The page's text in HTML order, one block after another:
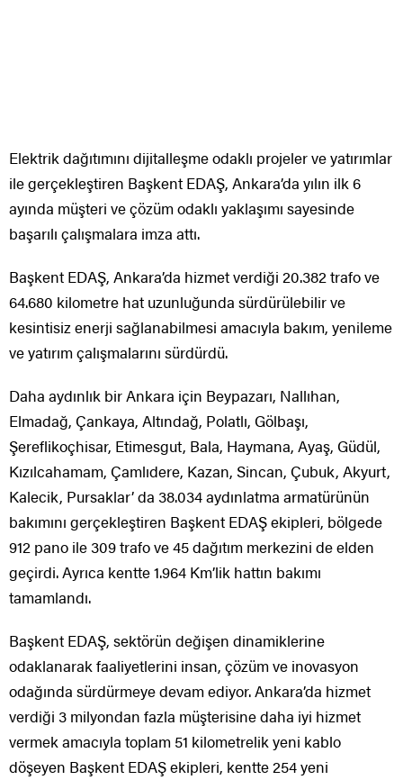
Elektrik dağıtımını dijitalleşme odaklı projeler ve yatırımlar
ile gerçekleştiren Başkent EDAŞ, Ankara’da yılın ilk 6
ayında müşteri ve çözüm odaklı yaklaşımı sayesinde
başarılı çalışmalara imza attı.
Başkent EDAŞ, Ankara’da hizmet verdiği 20.382 trafo ve
64.680 kilometre hat uzunluğunda sürdürülebilir ve
kesintisiz enerji sağlanabilmesi amacıyla bakım, yenileme
ve yatırım çalışmalarını sürdürdü.
Daha aydınlık bir Ankara için Beypazarı, Nallıhan,
Elmadağ, Çankaya, Altındağ, Polatlı, Gölbaşı,
Şereflikoçhisar, Etimesgut, Bala, Haymana, Ayaş, Güdül,
Kızılcahamam, Çamlıdere, Kazan, Sincan, Çubuk, Akyurt,
Kalecik, Pursaklar’ da 38.034 aydınlatma armatürünün
bakımını gerçekleştiren Başkent EDAŞ ekipleri, bölgede
912 pano ile 309 trafo ve 45 dağıtım merkezini de elden
geçirdi. Ayrıca kentte 1.964 Km’lik hattın bakımı
tamamlandı.
Başkent EDAŞ, sektörün değişen dinamiklerine
odaklanarak faaliyetlerini insan, çözüm ve inovasyon
odağında sürdürmeye devam ediyor. Ankara’da hizmet
verdiği 3 milyondan fazla müşterisine daha iyi hizmet
vermek amacıyla toplam 51 kilometrelik yeni kablo
döşeyen Başkent EDAŞ ekipleri, kentte 254 yeni